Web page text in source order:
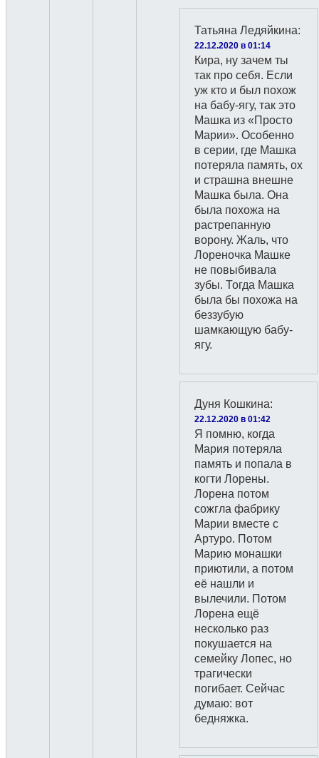
Татьяна Ледяйкина:
22.12.2020 в 01:14
Кира, ну зачем ты
так про себя. Если
уж кто и был похож
на бабу-ягу, так это
Машка из «Просто
Марии». Особенно
в серии, где Машка
потеряла память, ох
и страшна внешне
Машка была. Она
была похожа на
растрепанную
ворону. Жаль, что
Лореночка Машке
не повыбивала
зубы. Тогда Машка
была бы похожа на
беззубую
шамкающую бабу-
ягу.
Дуня Кошкина:
22.12.2020 в 01:42
Я помню, когда
Мария потеряла
память и попала в
когти Лорены.
Лорена потом
сожгла фабрику
Марии вместе с
Артуро. Потом
Марию монашки
приютили, а потом
её нашли и
вылечили. Потом
Лорена ещё
несколько раз
покушается на
семейку Лопес, но
трагически
погибает. Сейчас
думаю: вот
бедняжка.